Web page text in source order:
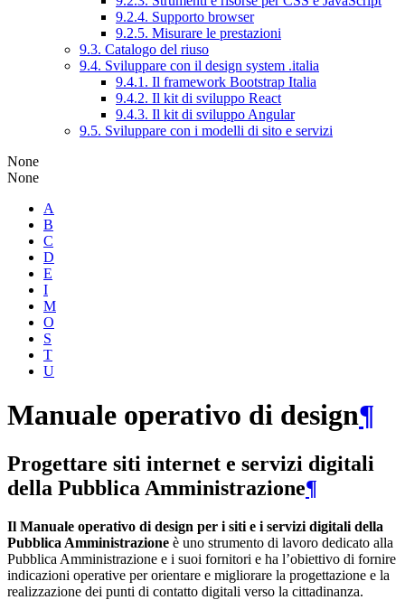
9.2.4. Supporto browser
9.2.5. Misurare le prestazioni
9.3. Catalogo del riuso
9.4. Sviluppare con il design system .italia
9.4.1. Il framework Bootstrap Italia
9.4.2. Il kit di sviluppo React
9.4.3. Il kit di sviluppo Angular
9.5. Sviluppare con i modelli di sito e servizi
None
None
A
B
C
D
E
I
M
O
S
T
U
Manuale operativo di design¶
Progettare siti internet e servizi digitali
della Pubblica Amministrazione¶
Il Manuale operativo di design per i siti e i servizi digitali della
Pubblica Amministrazione è uno strumento di lavoro dedicato alla
Pubblica Amministrazione e i suoi fornitori e ha l’obiettivo di fornire
indicazioni operative per orientare e migliorare la progettazione e la
realizzazione dei punti di contatto digitali verso la cittadinanza.